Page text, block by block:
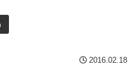
2016.02.18